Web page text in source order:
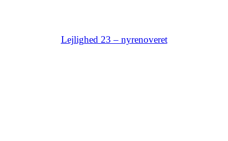
Lejlighed 23 – nyrenoveret